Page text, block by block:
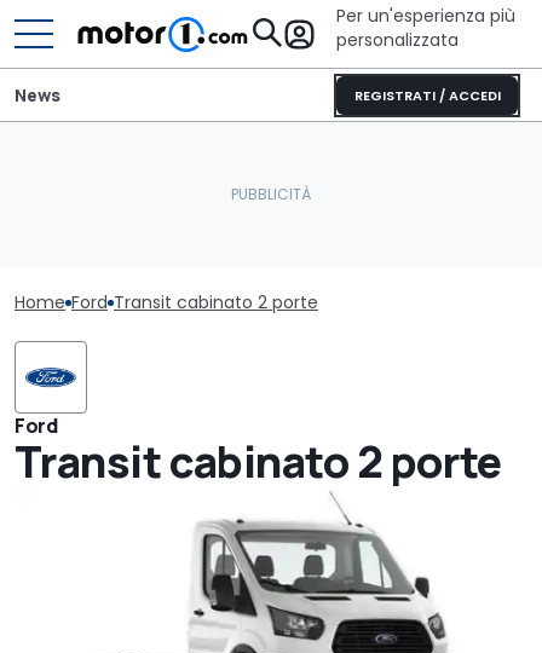
Per un'esperienza più
personalizzata
REGISTRATI / ACCEDI
News
Home Ford Transit cabinato 2 porte
Ford
Transit cabinato 2 porte